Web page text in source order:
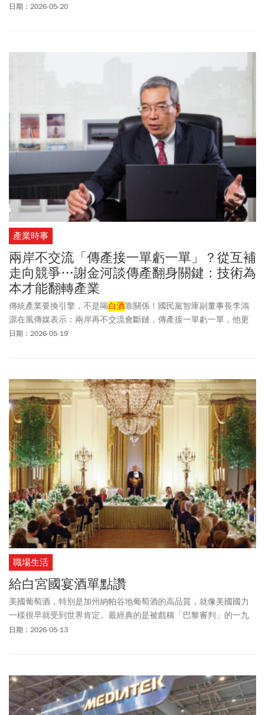
中西區的精華地段，對於習慣開車出遊的人來說，將愛車安穩停妥
日期：2026-05-20
產業時事
兩岸不交流「傳產接一單虧一單」？從互補
走向競爭…謝金河談傳產翻身關鍵：技術為
本才能翻轉產業
傳統產業要換引擎，不是喝白酒靠關係！國民黨智庫副董事長李鴻
源在風傳媒表示：兩岸再不交流會斷鏈，傳產接一單虧一單，他更
強調台灣不能只靠台積電！可以看出李副董事長的經濟思維仍停留
日期：2026-05-19
職場生活
給白宮國宴酒單點讚
美國葡萄酒，特別是加州納帕谷地葡萄酒的高品質，就像美國國力
一樣很早就受到世界肯定。最經典的是被戲稱「巴黎審判」的一九
七六年巴黎品酒會，在那場由法國評審嚴謹盲品的競賽中，加州酒
日期：2026-05-13